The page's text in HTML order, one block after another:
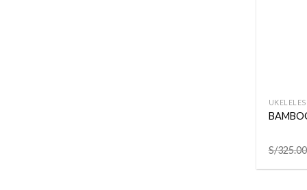
UKELELES
S/325.00